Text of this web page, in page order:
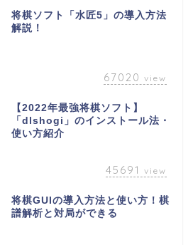
将棋ソフト「水匠5」の導入方法
解説！
67020 view
【2022年最強将棋ソフト】
「dlshogi」のインストール法・
使い方紹介
45691 view
将棋GUIの導入方法と使い方！棋
譜解析と対局ができる